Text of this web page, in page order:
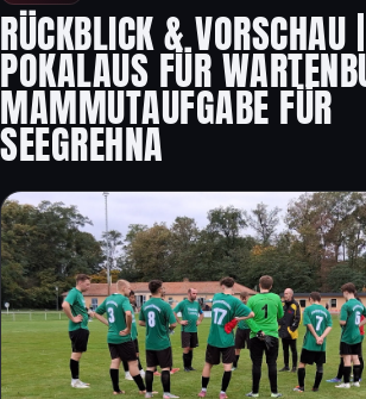
Frauensport
Burgstalllauf
RÜCKBLICK & VORSCHAU |
POKALAUS FÜR
MAMMUTAUFGABE FÜR
SEEGREHNA